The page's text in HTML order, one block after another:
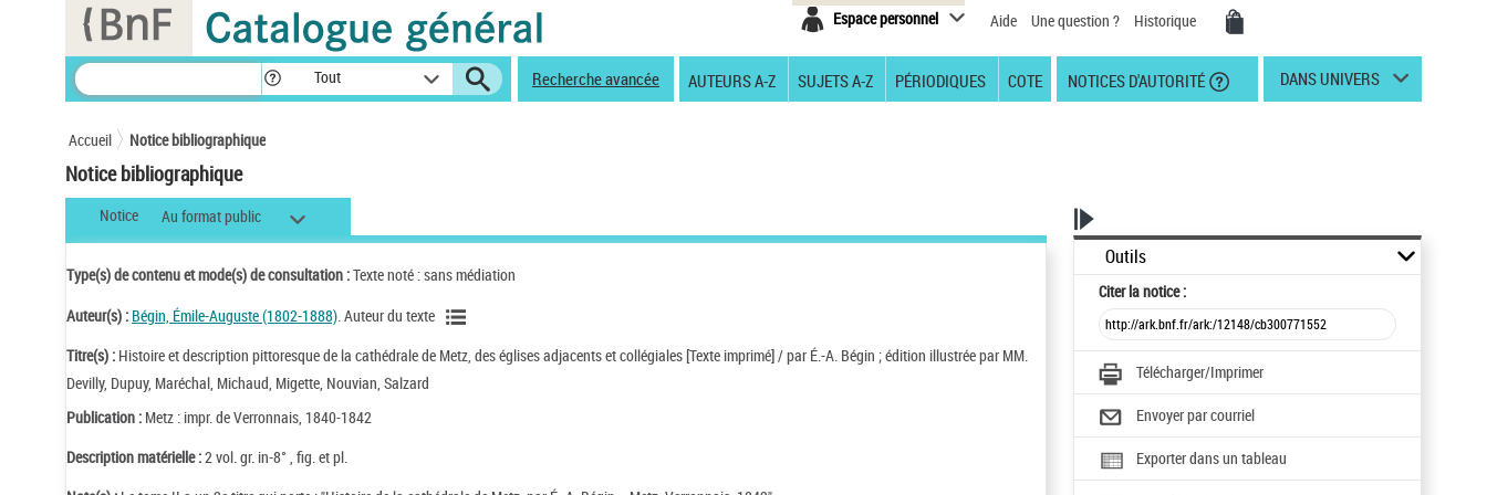
Espace personnel Aide Une question ? Historique
Tout Recherche avancée AUTEURS A-Z SUJETS A-Z PÉRIODIQUES COTE NOTICES D'AUTORITÉ DANS UNIVERS
Accueil Notice bibliographique
Notice bibliographique
Notice Au format public
Type(s) de contenu et mode(s) de consultation :Texte noté : sans médiation
Auteur(s) : Bégin, Émile-Auguste (1802-1888) . Auteur du texte
Titre(s) : Histoire et description pittoresque de la cathédrale de Metz, des églises adjacents et collégiales [Texte imprimé] / par É.-A. Bégin ; édition illustrée par MM.
Devilly, Dupuy, Maréchal, Michaud, Migette, Nouvian, Salzard
Publication : Metz : impr. de Verronnais, 1840-1842
Description matérielle :2 vol. gr. in-8° , fig. et pl.
Outils
Citerla notice :
Télécharger/Imprimer
Envoyer par courriel
Exporter dans un tableau
Panneau de gestion des cookies